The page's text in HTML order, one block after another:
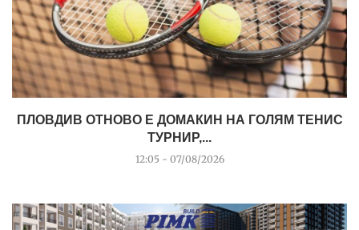
ПЛОВДИВ ОТНОВО Е ДОМАКИН НА ГОЛЯМ ТЕНИС
ТУРНИР,...
12:05 - 07/08/2026